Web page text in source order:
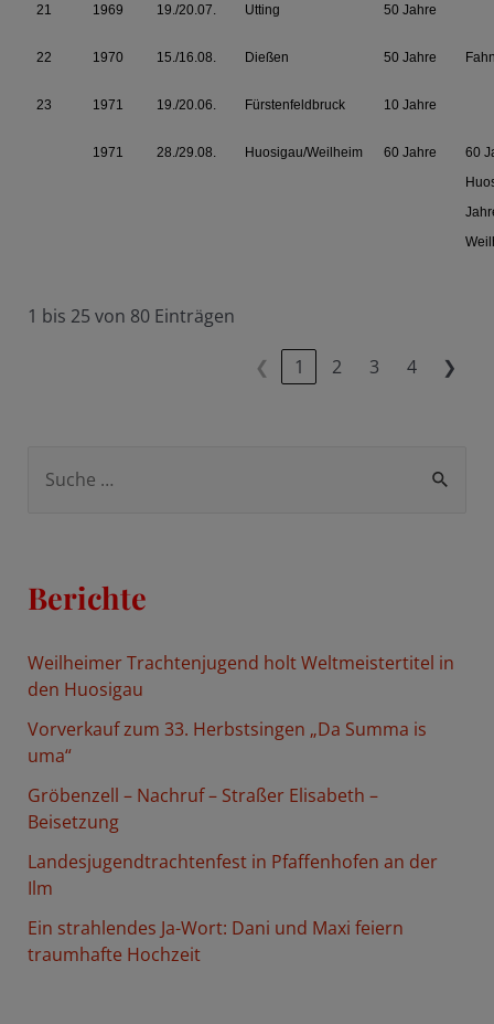
21 1969 19./20.07. Utting 50 Jahre
22 1970 15./16.08. Dießen 50 Jahre
23 1971 19./20.06. Fürstenfeldbruck 10 Jahre
1971 28./29.08. Huosigau/Weilheim 60 Jahre
60
1 bis 25 von 80 Einträgen
❮ 1 2 3 4 ❯
e
n
:
Berichte
Weilheimer Trachtenjugend holt Weltmeistertitel in
den Huosigau
Vorverkauf zum 33. Herbstsingen „Da Summa is
uma“
Gröbenzell – Nachruf – Straßer Elisabeth –
Beisetzung
Landesjugendtrachtenfest in Pfaffenhofen an der
Ilm
Ein strahlendes Ja-Wort: Dani und Maxi feiern
traumhafte Hochzeit